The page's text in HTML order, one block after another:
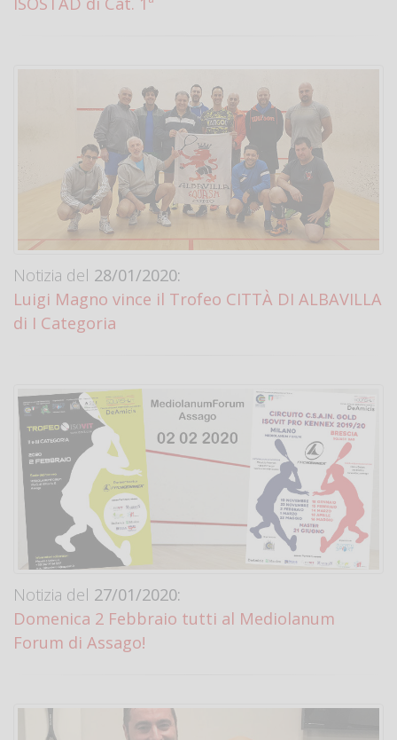
Notizia del 28/01/2020:
Luigi Magno vince il Trofeo CITTÀ DI ALBAVILLA
di I Categoria
Notizia del 27/01/2020:
Domenica 2 Febbraio tutti al Mediolanum
Forum di Assago!